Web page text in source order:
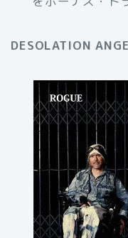
DESOLATION